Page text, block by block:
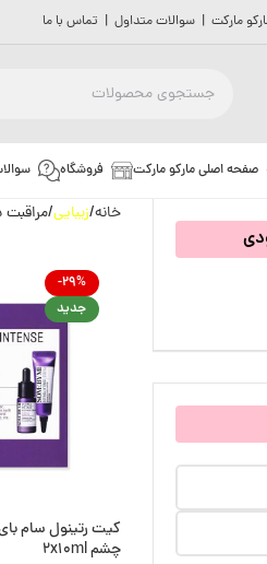
مارکت | سوالات متداول | تماس با ما
صفحه اصلی مارکو مارکت فروشگاه
خانه زیبایی
-29%
جدید
کیت رتینول سام
چشم 2x10ml